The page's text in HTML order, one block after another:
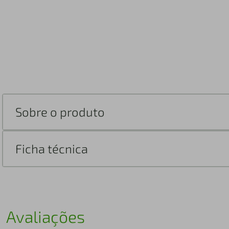
Sobre o produto
Ficha técnica
Avaliações